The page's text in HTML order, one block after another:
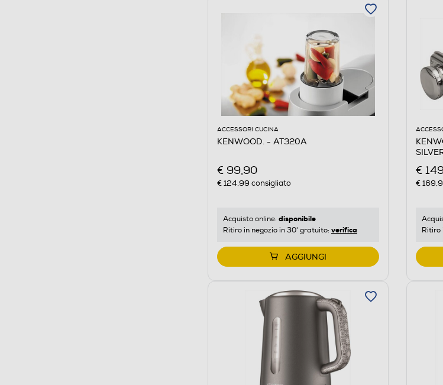
ACCESSORI CUCINA
KENWOOD. - AT320A
€ 99,90
€ 124,99 consigliato
Acquisto online: disponibile
Ritiro in negozio in 30' gratuito: verifica
AGGIUNGI
€
€
Ritiro